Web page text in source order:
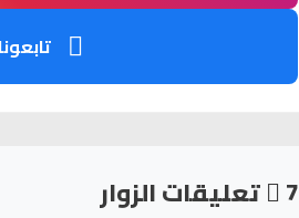
7 تعليقات الزوار